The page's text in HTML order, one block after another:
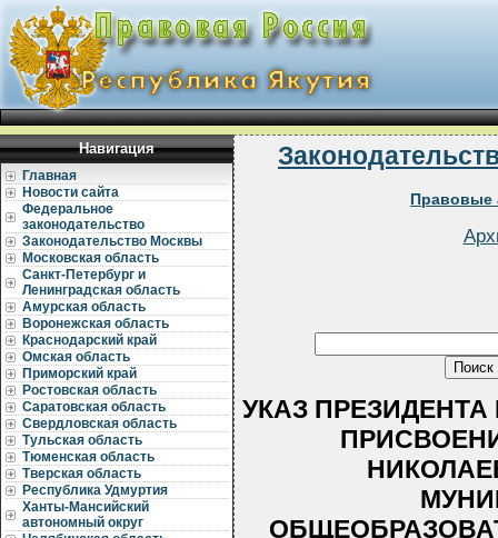
Навигация
Главная
Новости сайта
Федеральное
законодательство
Законодательство Москвы
Московская область
Санкт-Петербург и
Ленинградская область
Амурская область
Воронежская область
Краснодарский край
Омская область
Приморский край
Ростовская область
Саратовская область
Свердловская область
Тульская область
Тюменская область
Тверская область
Республика Удмуртия
Ханты-Мансийский
автономный округ
Правовые
УКАЗ ПРЕЗИДЕНТА